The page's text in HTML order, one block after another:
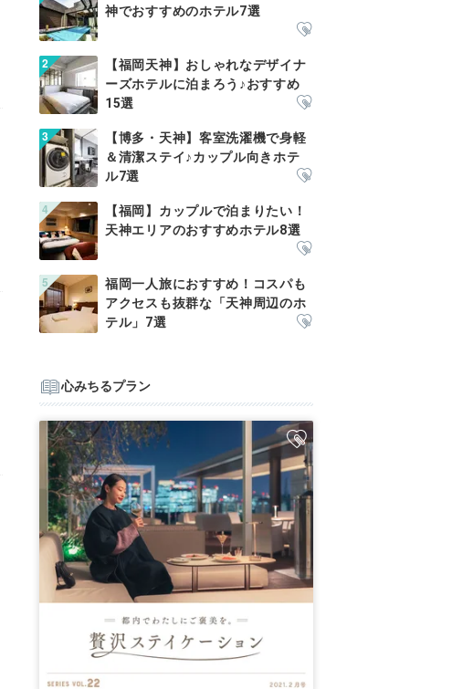
神でおすすめのホテル7選
【福岡天神】おしゃれなデザイナ
ーズホテルに泊まろう♪おすすめ
15選
【博多・天神】客室洗濯機で身軽
＆清潔ステイ♪カップル向きホテ
ル7選
【福岡】カップルで泊まりたい！
天神エリアのおすすめホテル8選
福岡一人旅におすすめ！コスパも
アクセスも抜群な「天神周辺のホ
テル」7選
心みちるプラン